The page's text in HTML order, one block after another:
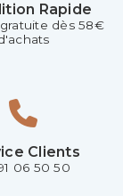
Rapide
gratuite dès 58€
Clients
06 50 50